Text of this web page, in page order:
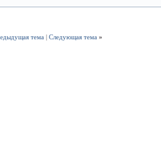
тема | Следующая тема »